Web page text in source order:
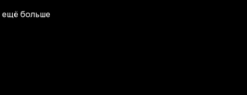
ещё больше